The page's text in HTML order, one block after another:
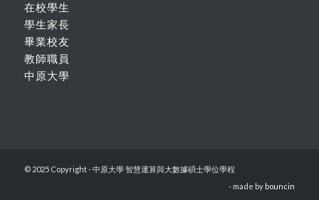
在校學生
學生家長
畢業校友
教師職員
中原大學
© 2025 Copyright - 中原大學 智慧運算與大數據碩士學位學程
- made by bouncin